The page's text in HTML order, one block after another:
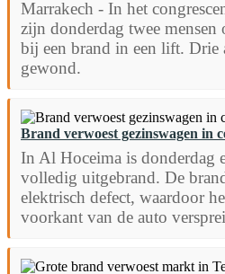
Marrakech - In het
zijn donderdag twee mensen
bij een brand in een lift. Drie
gewond.
Brand verwoest gezinswagen in
In Al Hoceima is donderdag
volledig uitgebrand. De
elektrisch defect, waardoor
voorkant van de auto